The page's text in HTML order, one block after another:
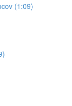
(1:09)